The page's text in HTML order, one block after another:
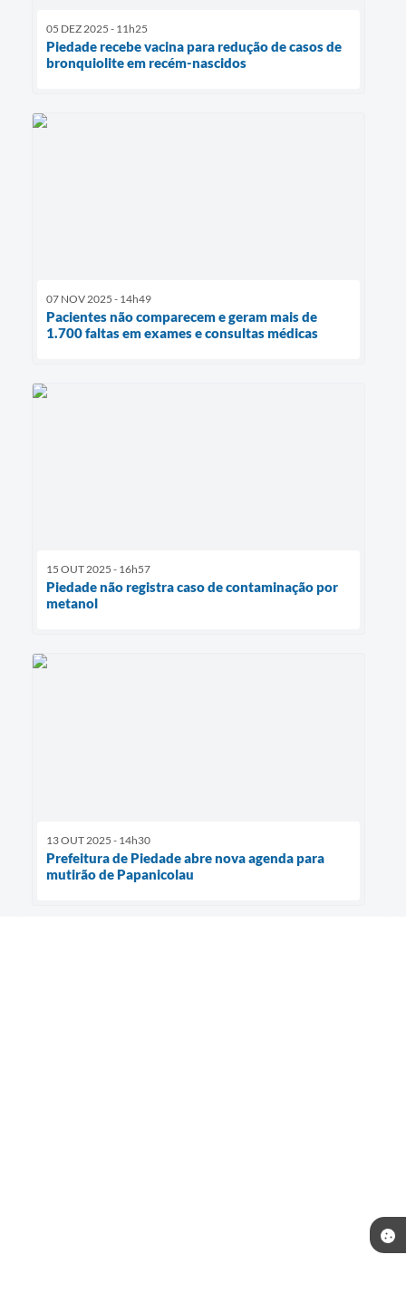
05 DEZ 2025 - 11h25
Piedade recebe vacina para redução de casos de
bronquiolite em recém-nascidos
07 NOV 2025 - 14h49
Pacientes não comparecem e geram mais de
1.700 faltas em exames e consultas médicas
15 OUT 2025 - 16h57
Piedade não registra caso de contaminação por
metanol
13 OUT 2025 - 14h30
Prefeitura de Piedade abre nova agenda para
mutirão de Papanicolau